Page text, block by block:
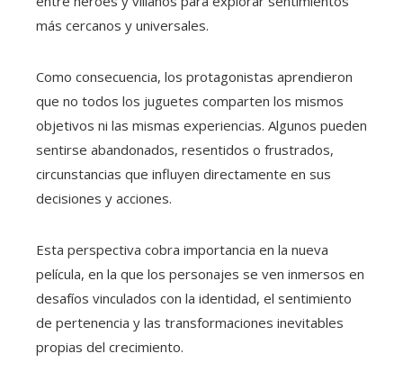
más cercanos y universales.
Como consecuencia, los protagonistas aprendieron
que no todos los juguetes comparten los mismos
objetivos ni las mismas experiencias. Algunos pueden
sentirse abandonados, resentidos o frustrados,
circunstancias que influyen directamente en sus
decisiones y acciones.
Esta perspectiva cobra importancia en la nueva
película, en la que los personajes se ven inmersos en
desafíos vinculados con la identidad, el sentimiento
de pertenencia y las transformaciones inevitables
propias del crecimiento.